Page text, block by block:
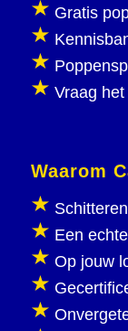
Gratis
Vraag het
Waarom
Een
Op jouw